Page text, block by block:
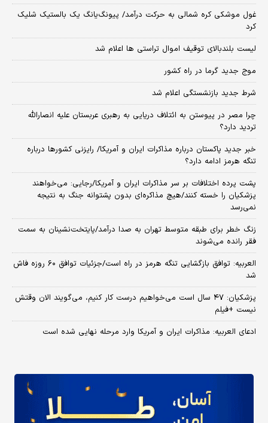
غول موشکی کره شمالی به حرکت درآمد/ پیونگ‌یانگ یک بالستیک شلیک
کرد
لیست بلندبالای توقیف اموال تراستی ها اعلام شد
موج جدید گرما در راه کشور
شرط جدید بازنشستگی اعلام شد
چرا مصر در پیوستن به ائتلاف دریایی به رهبری عربستان علیه انصارالله
تردید دارد؟
خبر جدید پاکستان درباره مذاکرات ایران و آمریکا/ رایزنی کشورها درباره
تنگه هرمز ادامه دارد؟
پشت پرده اختلافات بر سر مذاکرات ایران و آمریکا/رجایی: می‌خواهند
پزشکیان را خسته کنند/هیچ مذاکره‌ای بدون پشتوانه جنگ به نتیجه
نمی‌رسد
زنگ خطر برای طبقه متوسط تهران به صدا درآمد/پایتخت‌نشینان به سمت
فقر رانده می‌شوند
العربیه: توافق بازگشایی تنگه هرمز در راه است/جزئیات توافق ۶۰ روزه فاش
شد
پزشکیان: ۴۷ سال است می‌خواهیم درست کار کنیم، می‌گویند الان وقتش
نیست +فیلم
ادعای العربیه: مذاکرات ایران و آمریکا وارد مرحله نهایی شده است